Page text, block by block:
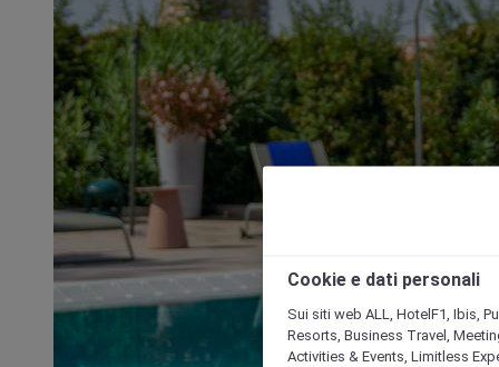
Cookie e dati personali
Sui siti web ALL, HotelF1, Ibis,
Resorts, Business Travel,
Activities & Events, Limitless